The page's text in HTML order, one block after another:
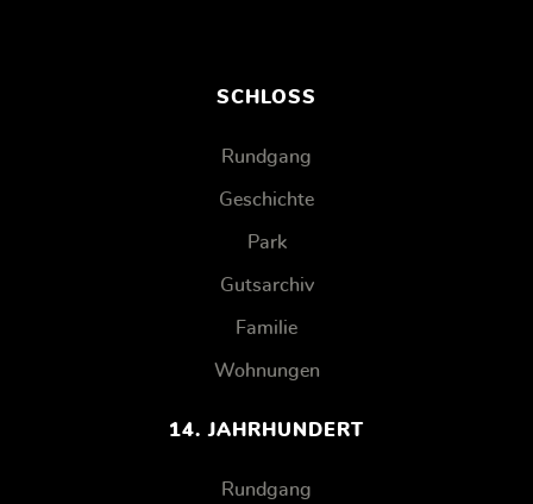
SCHLOSS
Rundgang
Geschichte
Park
Gutsarchiv
Familie
Wohnungen
14. JAHRHUNDERT
Rundgang